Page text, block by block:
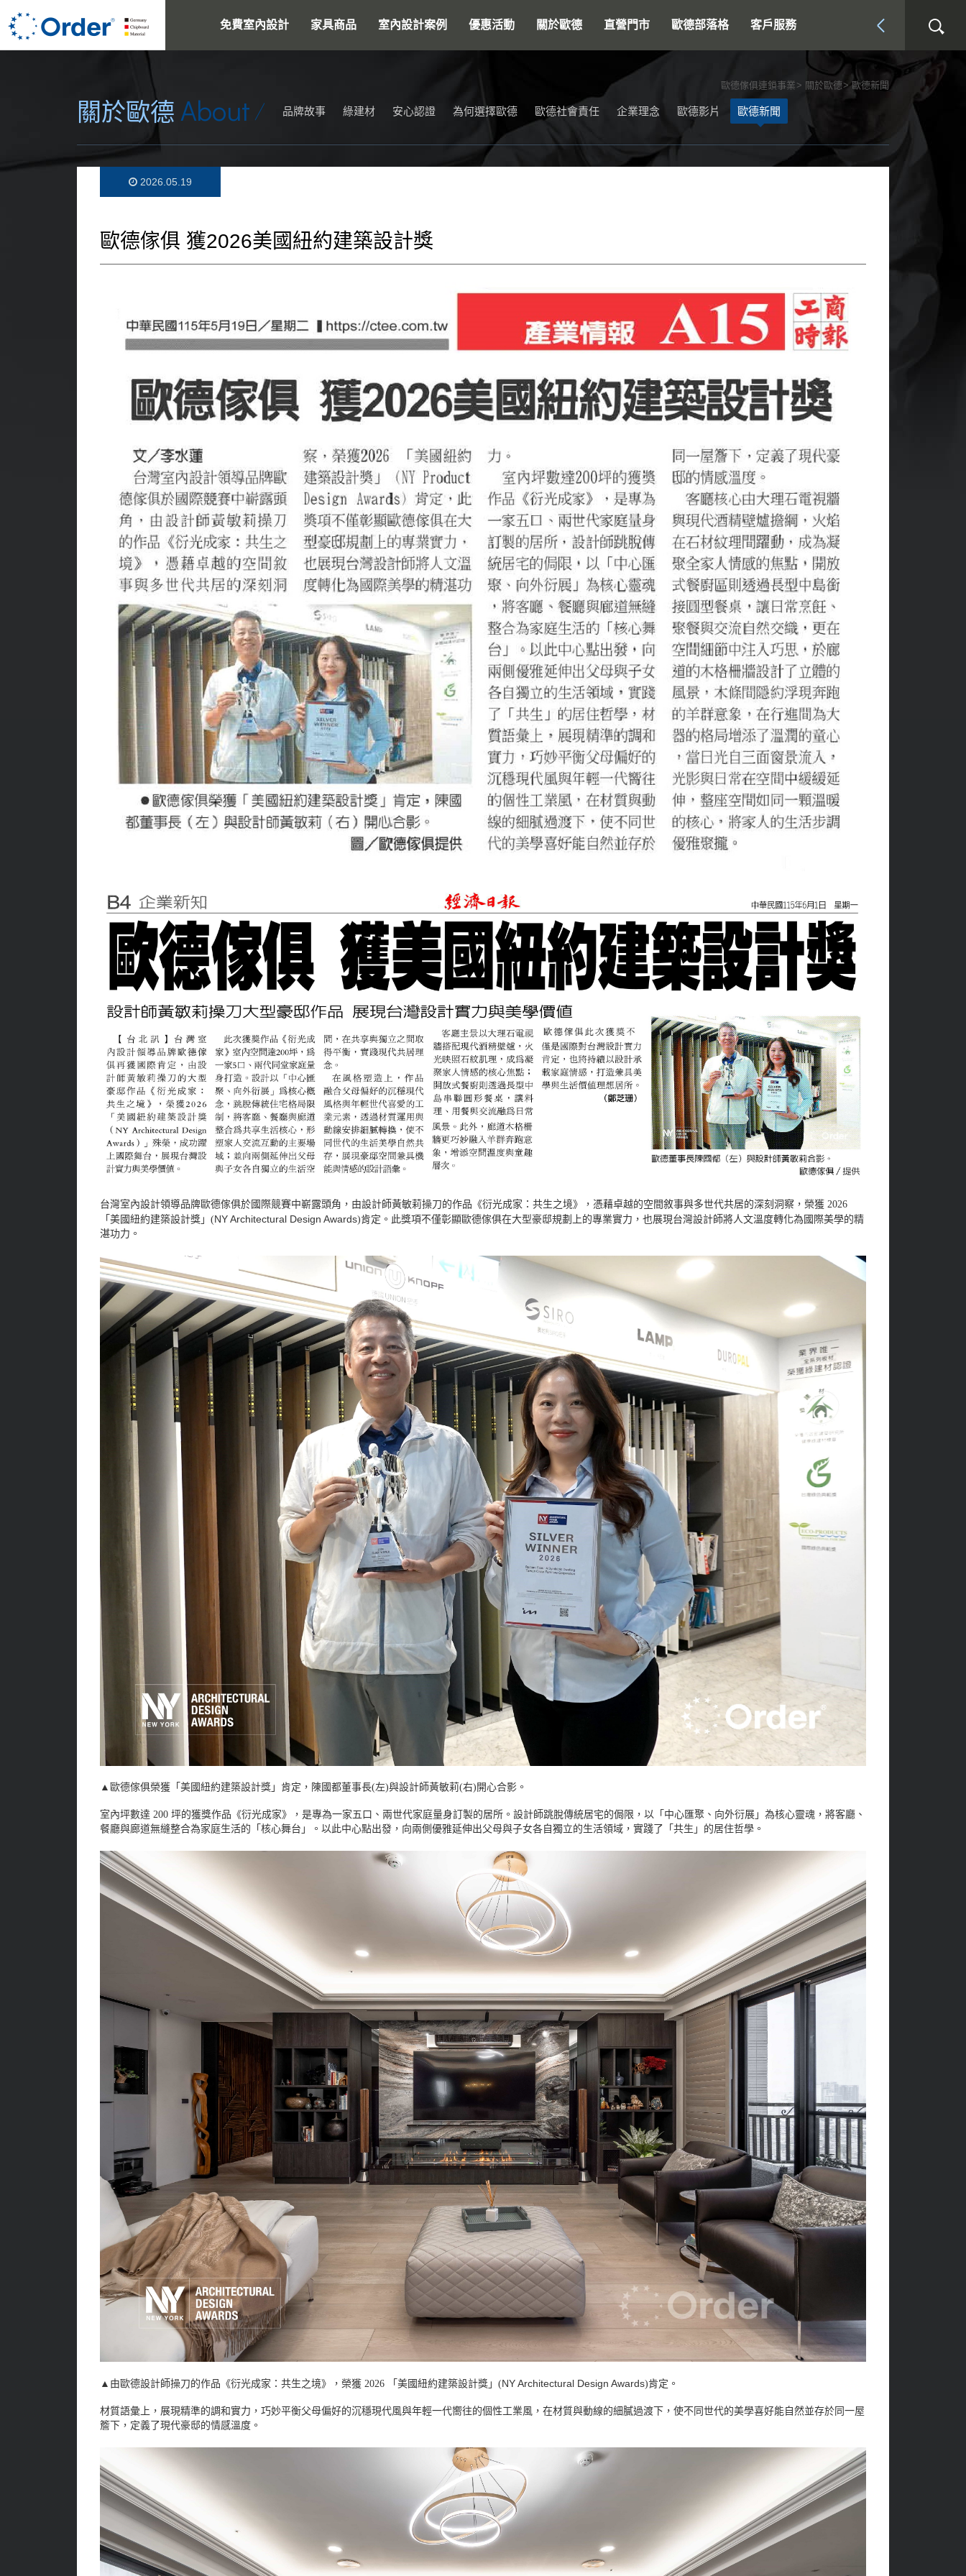
免費室內設計 家具商品 室內設計案例 優惠活動 關於歐德 直營門市 歐德部落格 客戶服務
搜尋
歐德傢俱連鎖事業 關於歐德 歐德新聞
關於歐德 About 品牌故事 綠建材 安心認證 為何選擇歐德 歐德社會責任 企業理念 歐德影片 歐德新聞
2026.05.19
歐德傢俱 獲2026美國紐約建築設計獎
台灣室內設計領導品牌歐德傢俱於國際競賽中嶄露頭角，由設計師黃敏莉操刀的作品《衍光成家：共生之境》，憑藉卓越的空間敘事與多世代共居的深刻洞察，榮獲 2026
「美國紐約建築設計獎」(NY Architectural Design Awards)肯定。此獎項不僅彰顯歐德傢俱在大型豪邸規劃上的專業實力，也展現台灣設計師將人文溫度轉化為國際美學的精
湛功力。
▲歐德傢俱榮獲「美國紐約建築設計獎」肯定，陳國都董事長(左)與設計師黃敏莉(右)開心合影。
室內坪數達 200 坪的獲獎作品《衍光成家》，是專為一家五口、兩世代家庭量身訂製的居所。設計師跳脫傳統居宅的侷限，以「中心匯聚、向外衍展」為核心靈魂，將客廳、
餐廳與廊道無縫整合為家庭生活的「核心舞台」。以此中心點出發，向兩側優雅延伸出父母與子女各自獨立的生活領域，實踐了「共生」的居住哲學。
▲由歐德設計師操刀的作品《衍光成家：共生之境》，榮獲 2026 「美國紐約建築設計獎」(NY Architectural Design Awards)肯定。
材質語彙上，展現精準的調和實力，巧妙平衡父母偏好的沉穩現代風與年輕一代嚮往的個性工業風，在材質與動線的細膩過渡下，使不同世代的美學喜好能自然並存於同一屋
簷下，定義了現代豪邸的情感溫度。